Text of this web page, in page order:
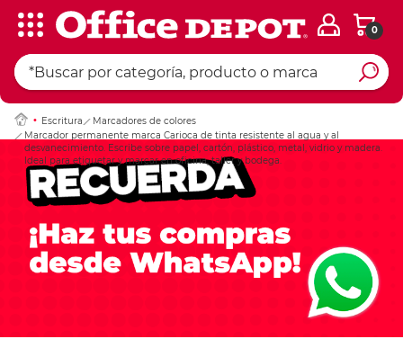
0
Escritura
Marcadores de colores
Marcador permanente marca Carioca de tinta resistente al agua y al
desvanecimiento. Escribe sobre papel, cartón, plástico, metal, vidrio y madera.
Ideal para etiquetar y marcar en oficina, taller y bodega.
Ingresar Codigo